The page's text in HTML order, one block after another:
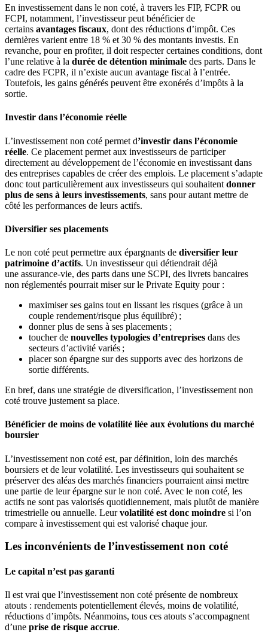
En investissement dans le non coté, à travers les FIP, FCPR ou
FCPI, notamment, l’investisseur peut bénéficier de
certains avantages fiscaux, dont des réductions d’impôt. Ces
dernières varient entre 18 % et 30 % des montants investis. En
revanche, pour en profiter, il doit respecter certaines conditions, dont
l’une relative à la durée de détention minimale des parts. Dans le
cadre des FCPR, il n’existe aucun avantage fiscal à l’entrée.
Toutefois, les gains générés peuvent être exonérés d’impôts à la
sortie.
Investir dans l’économie réelle
L’investissement non coté permet d’investir dans l’économie
réelle. Ce placement permet aux investisseurs de participer
directement au développement de l’économie en investissant dans
des entreprises capables de créer des emplois. Le placement s’adapte
donc tout particulièrement aux investisseurs qui souhaitent donner
plus de sens à leurs investissements, sans pour autant mettre de
côté les performances de leurs actifs.
Diversifier ses placements
Le non coté peut permettre aux épargnants de diversifier leur
patrimoine d’actifs. Un investisseur qui détiendrait déjà
une assurance-vie, des parts dans une SCPI, des livrets bancaires
non réglementés pourrait miser sur le Private Equity pour :
maximiser ses gains tout en lissant les risques (grâce à un
couple rendement/risque plus équilibré) ;
donner plus de sens à ses placements ;
toucher de nouvelles typologies d’entreprises dans des
secteurs d’activité variés ;
placer son épargne sur des supports avec des horizons de
sortie différents.
En bref, dans une stratégie de diversification, l’investissement non
coté trouve justement sa place.
Bénéficier de moins de volatilité liée aux évolutions du marché
boursier
L’investissement non coté est, par définition, loin des marchés
boursiers et de leur volatilité. Les investisseurs qui souhaitent se
préserver des aléas des marchés financiers pourraient ainsi mettre
une partie de leur épargne sur le non coté. Avec le non coté, les
actifs ne sont pas valorisés quotidiennement, mais plutôt de manière
trimestrielle ou annuelle. Leurvolatilité est donc moindre si l’on
compare à investissement qui est valorisé chaque jour.
Les inconvénients de l’investissement non coté
Le capital n’est pas garanti
Il est vrai que l’investissement non coté présente de nombreux
atouts : rendements potentiellement élevés, moins de volatilité,
réductions d’impôts. Néanmoins, tous ces atouts s’accompagnent
d’une prise de risque accrue.